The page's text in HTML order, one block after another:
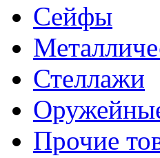
Сейфы
Стеллажи
Прочие